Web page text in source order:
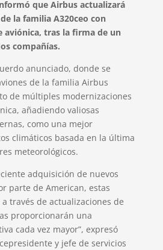
que Airbus actualizará
la familia A320ceo con
aviónica, tras la firma de un
compañías.
anunciado, donde se
de la familia Airbus
de múltiples modernizaciones
añadiendo valiosas
como una mejor
climáticos basada en la última
meteorológicos.
adquisición de nuevos
parte de American, estas
través de actualizaciones de
proporcionarán una
cada vez mayor”, expresó
y jefe de servicios